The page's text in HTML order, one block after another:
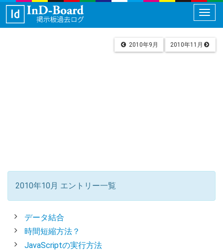
メ
ニ
ュ
2010年9月 2010年11月
2010年10月 エントリー一覧
データ結合
時間短縮方法？
JavaScriptの実行方法